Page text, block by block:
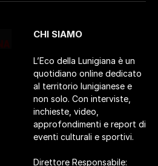
CHI SIAMO
L’Eco della Lunigiana è un
quotidiano online dedicato
al territorio lunigianese e
non solo. Con interviste,
inchieste, video,
approfondimenti e report di
eventi culturali e sportivi.
Direttore Responsabile: